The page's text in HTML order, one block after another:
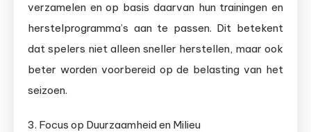
verzamelen en op basis daarvan hun trainingen en
herstelprogramma’s aan te passen. Dit betekent
dat spelers niet alleen sneller herstellen, maar ook
beter worden voorbereid op de belasting van het
seizoen.
3. Focus op Duurzaamheid en Milieu